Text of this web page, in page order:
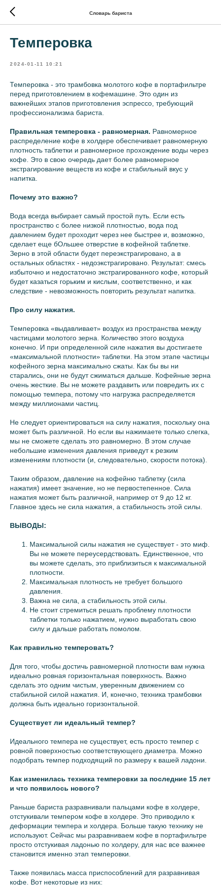
Словарь бариста
Темперовка
2024-01-11 10:21
Темперовка - это трамбовка молотого кофе в портафильтре
перед приготовлением в кофемашине. Это один из
важнейших этапов приготовления эспрессо, требующий
профессионализма бариста.
Правильная темперовка - равномерная. Равномерное
распределение кофе в холдере обеспечивает равномерную
плотность таблетки и равномерное прохождение воды через
кофе. Это в свою очередь дает более равномерное
экстрагирование веществ из кофе и стабильный вкус у
напитка.
Почему это важно?
Вода всегда выбирает самый простой путь. Если есть
пространство с более низкой плотностью, вода под
давлением будет проходит через нее быстрее и, возможно,
сделает еще бОльшее отверстие в кофейной таблетке.
Зерно в этой области будет переэкстрагировано, а в
остальных областях - недоэкстрагировано. Результат: смесь
избыточно и недостаточно экстрагированного кофе, который
будет казаться горьким и кислым, соответственно, и как
следствие - невозможность повторить результат напитка.
Про силу нажатия.
Темперовка «выдавливает» воздух из пространства между
частицами молотого зерна. Количество этого воздуха
конечно. И при определенной силе нажатия вы достигаете
«максимальной плотности» таблетки. На этом этапе частицы
кофейного зерна максимально сжаты. Как бы вы ни
старались, они не будут сжиматься дальше. Кофейные зерна
очень жесткие. Вы не можете раздавить или повредить их с
помощью темпера, потому что нагрузка распределяется
между миллионами частиц.
Не следует ориентироваться на силу нажатия, поскольку она
может быть различной. Но если вы нажимаете только слегка,
мы не сможете сделать это равномерно. В этом случае
небольшие изменения давления приведут к резким
изменениям плотности (и, следовательно, скорости потока).
Таким образом, давление на кофейню таблетку (сила
нажатия) имеет значение, но не первостепенное. Сила
нажатия может быть различной, например от 9 до 12 кг.
Главное здесь не сила нажатия, а стабильность этой силы.
ВЫВОДЫ:
Максимальной силы нажатия не существует - это миф.
Вы не можете переусердствовать. Единственное, что
вы можете сделать, это приблизиться к максимальной
плотности.
Максимальная плотность не требует большого
давления.
Важна не сила, а стабильность этой силы.
Не стоит стремиться решать проблему плотности
таблетки только нажатием, нужно выработать свою
силу и дальше работать помолом.
Как правильно темперовать?
Для того, чтобы достичь равномерной плотности вам нужна
идеально ровная горизонтальная поверхность. Важно
сделать это одним чистым, уверенным движением со
стабильной силой нажатия. И, конечно, техника трамбовки
должна быть идеально горизонтальной.
Существует ли идеальный темпер?
Идеального темпера не существует, есть просто темпер с
ровной поверхностью соответствующего диаметра. Можно
подобрать темпер подходящий по размеру к вашей ладони.
Как изменилась техника темперовки за последние 15 лет
и что появилось нового?
Раньше бариста разравнивали пальцами кофе в холдере,
отстукивали темпером кофе в холдере. Это приводило к
деформации темпера и холдера. Больше такую технику не
используют. Сейчас мы разравниваем кофе в портафильтре
просто отстукивая ладонью по холдеру, для нас все важнее
становится именно этап темперовки.
Также появилась масса приспособлений для разравнивая
кофе. Вот некоторые из них: